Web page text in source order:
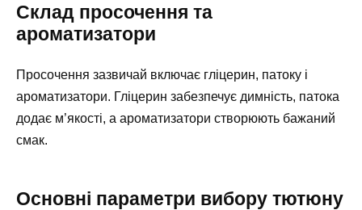
Склад просочення та
ароматизатори
Просочення зазвичай включає гліцерин, патоку і
ароматизатори. Гліцерин забезпечує димність, патока
додає м’якості, а ароматизатори створюють бажаний
смак.
Основні параметри вибору тютюну